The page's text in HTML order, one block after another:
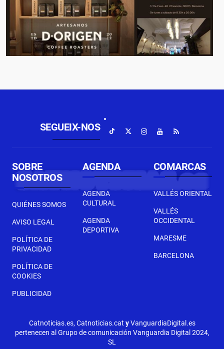
SEGUEIX-NOS
SOBRE
NOSOTROS
QUIÉNES SOMOS
AVISO LEGAL
POLÍTICA DE
PRIVACIDAD
POLÍTICA DE
COOKIES
PUBLICIDAD
AGENDA
AGENDA
CULTURAL
AGENDA
DEPORTIVA
COMARCAS
VALLÉS ORIENTAL
VALLÉS
OCCIDENTAL
MARESME
BARCELONA
Catnoticias.es, Catnoticias.cat yVanguardiaDigital.es
pertenecen al Grupo de comunicación Vanguardia Digital 2024,
SL